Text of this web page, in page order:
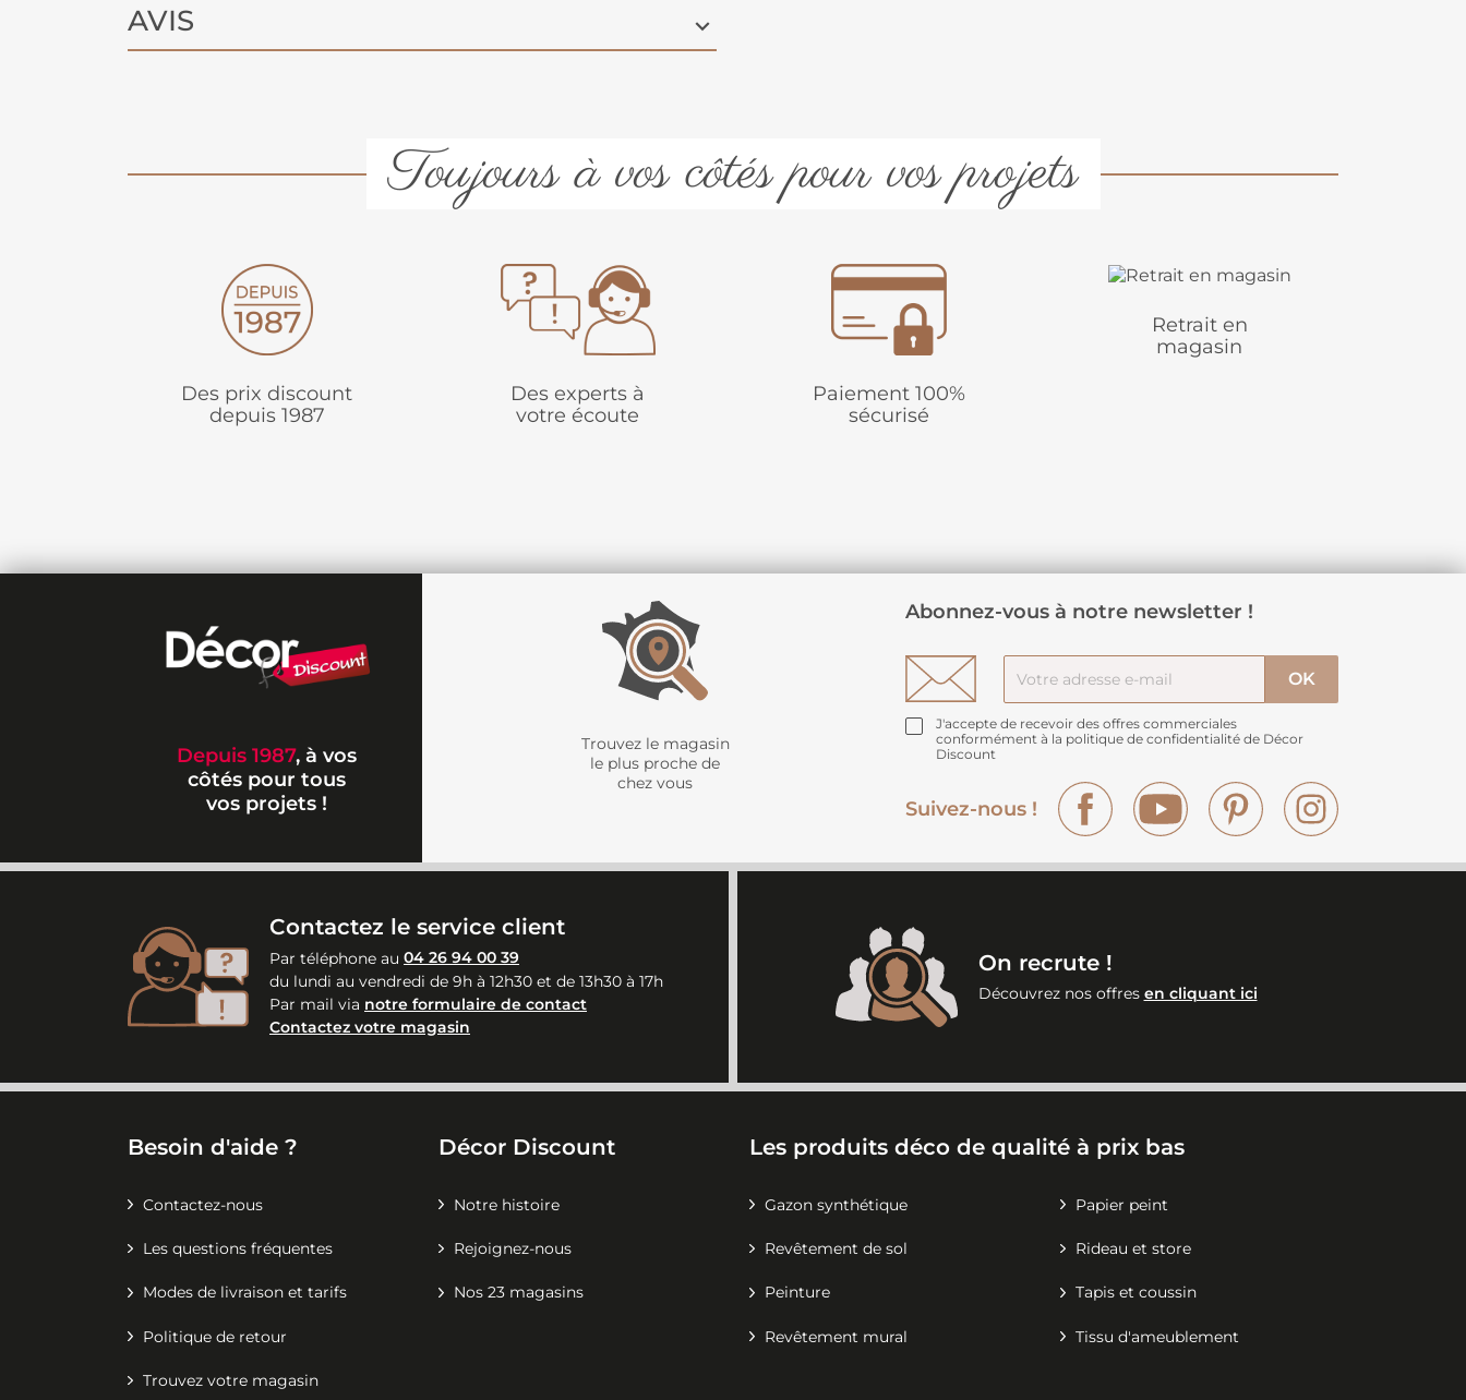
AVIS
Toujours à vos côtés pour vos projets
Des prix discount
depuis 1987
Des experts à
votre écoute
Paiement 100%
sécurisé
Retrait en
magasin
Depuis 1987, à vos
côtés pour tous
vos projets !
Trouvez le magasin
le plus proche de
chez vous
Abonnez-vous à notre newsletter !
J'accepte de recevoir des offres commerciales
conformément à la politique de confidentialité de Décor
Discount
Suivez-nous !
Facebook YouTube Pinterest
Contactez le service client
Par téléphone au 04 26 94 00 39
du lundi au vendredi de 9h à 12h30 et de 13h30 à 17h
Par mail via notre formulaire de contact
Contactez votre magasin
On recrute !
Découvrez nos offres en cliquant ici
Besoin d'aide ?
Contactez-nous
Les questions fréquentes
Modes de livraison et tarifs
Politique de retour
Trouvez votre magasin
Décor Discount
Notre histoire
Rejoignez-nous
Nos 23 magasins
Les produits déco de qualité à prix bas
Gazon synthétique Papier peint
Revêtement de sol Rideau et store
Peinture Tapis et coussin
Revêtement mural Tissu d'ameublement